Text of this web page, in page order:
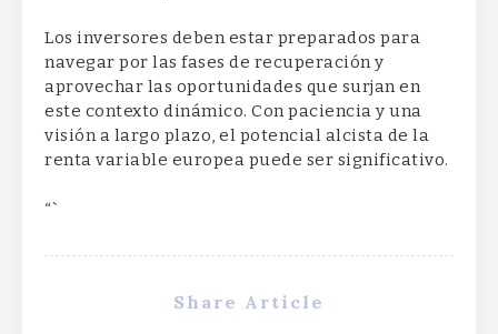
Los inversores deben estar preparados para
navegar por las fases de recuperación y
aprovechar las oportunidades que surjan en
este contexto dinámico. Con paciencia y una
visión a largo plazo, el potencial alcista de la
renta variable europea puede ser significativo.
“`
Share Article